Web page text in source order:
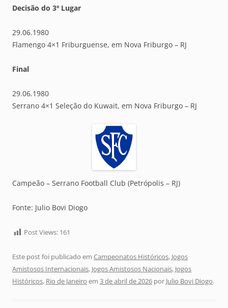
Decisão do 3º Lugar
29.06.1980
Flamengo 4×1 Friburguense, em Nova Friburgo – RJ
Final
29.06.1980
Serrano 4×1 Seleção do Kuwait, em Nova Friburgo – RJ
Campeão – Serrano Football Club (Petrópolis – RJ)
Fonte: Julio Bovi Diogo
Post Views: 161
Este post foi publicado em Campeonatos Históricos, Jogos
Amistosos Internacionais, Jogos Amistosos Nacionais, Jogos
Históricos, Rio de Janeiro em 3 de abril de 2026 por Julio Bovi Diogo.